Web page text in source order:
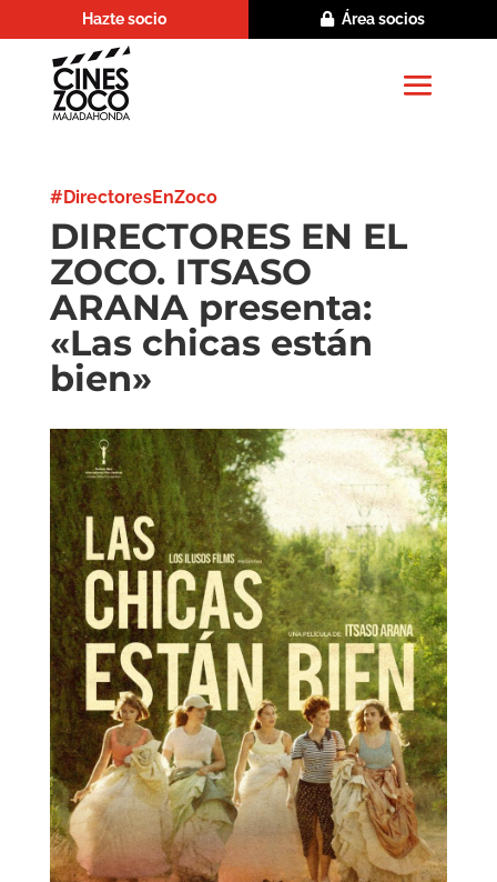
Hazte socio Área socios
#DirectoresEnZoco
DIRECTORES EN EL
ZOCO. ITSASO
ARANA presenta:
«Las chicas están
bien»